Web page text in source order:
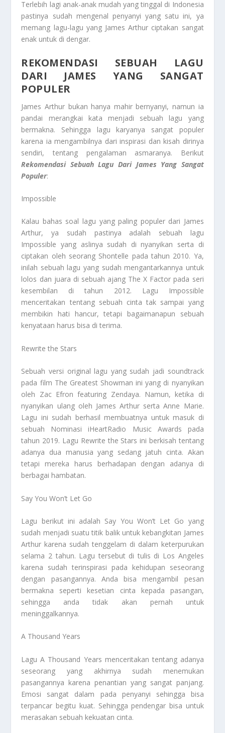
Terlebih lagi anak-anak mudah yang tinggal di Indonesia
pastinya sudah mengenal penyanyi yang satu ini, ya
memang lagu-lagu yang James Arthur ciptakan sangat
enak untuk di dengar.
REKOMENDASI SEBUAH LAGU
DARI JAMES YANG SANGAT
POPULER
James Arthur bukan hanya mahir bernyanyi, namun ia
pandai merangkai kata menjadi sebuah lagu yang
bermakna. Sehingga lagu karyanya sangat populer
karena ia mengambilnya dari inspirasi dan kisah dirinya
sendiri, tentang pengalaman asmaranya. Berikut
Rekomendasi Sebuah Lagu Dari James Yang Sangat
Populer:
Impossible
Kalau bahas soal lagu yang paling populer dari James
Arthur, ya sudah pastinya adalah sebuah lagu
Impossible yang aslinya sudah di nyanyikan serta di
ciptakan oleh seorang Shontelle pada tahun 2010. Ya,
inilah sebuah lagu yang sudah mengantarkannya untuk
lolos dan juara di sebuah ajang The X Factor pada seri
kesembilan di tahun 2012. Lagu Impossible
menceritakan tentang sebuah cinta tak sampai yang
membikin hati hancur, tetapi bagaimanapun sebuah
kenyataan harus bisa di terima.
Rewrite the Stars
Sebuah versi original lagu yang sudah jadi soundtrack
pada film The Greatest Showman ini yang di nyanyikan
oleh Zac Efron featuring Zendaya. Namun, ketika di
nyanyikan ulang oleh James Arthur serta Anne Marie.
Lagu ini sudah berhasil membuatnya untuk masuk di
sebuah Nominasi iHeartRadio Music Awards pada
tahun 2019. Lagu Rewrite the Stars ini berkisah tentang
adanya dua manusia yang sedang jatuh cinta. Akan
tetapi mereka harus berhadapan dengan adanya di
berbagai hambatan.
Say You Won’t Let Go
Lagu berikut ini adalah Say You Won’t Let Go yang
sudah menjadi suatu titik balik untuk kebangkitan James
Arthur karena sudah tenggelam di dalam keterpurukan
selama 2 tahun. Lagu tersebut di tulis di Los Angeles
karena sudah terinspirasi pada kehidupan seseorang
dengan pasangannya. Anda bisa mengambil pesan
bermakna seperti kesetian cinta kepada pasangan,
sehingga anda tidak akan pernah untuk
meninggalkannya.
A Thousand Years
Lagu A Thousand Years menceritakan tentang adanya
seseorang yang akhirnya sudah menemukan
pasangannya karena penantian yang sangat panjang.
Emosi sangat dalam pada penyanyi sehingga bisa
terpancar begitu kuat. Sehingga pendengar bisa untuk
merasakan sebuah kekuatan cinta.